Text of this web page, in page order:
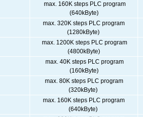
max. 160K steps PLC program
(640kByte)
max. 320K steps PLC program
(1280kByte)
max. 1200K steps PLC program
(4800kByte)
max. 40K steps PLC program
(160kByte)
max. 80K steps PLC program
(320kByte)
max. 160K steps PLC program
(640kByte)